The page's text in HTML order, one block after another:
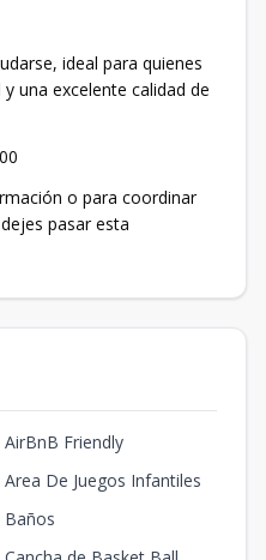
ideal para quienes
una excelente calidad de
o para coordinar
pasar esta
AirBnB Friendly
Area De Juegos Infantiles
Baños